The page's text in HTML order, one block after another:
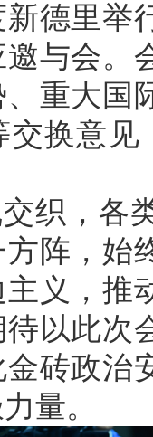
新德里
与会。
重大国
交换意
织，各
阵，始
义，推
以此次
砖政治
量。